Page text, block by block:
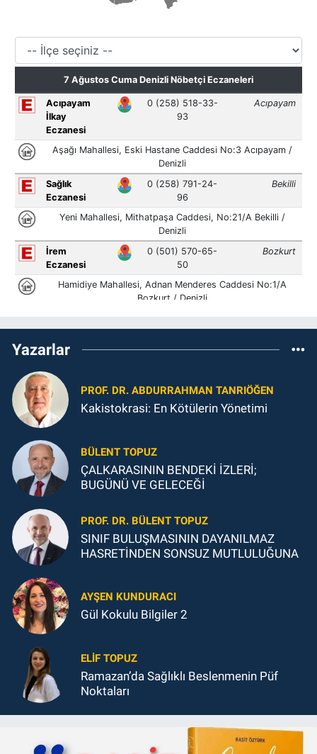
Yazarlar
PROF. DR. ABDURRAHMAN TANRIÖĞEN
Kakistokrasi: En Kötülerin Yönetimi
BÜLENT TOPUZ
ÇALKARASININ BENDEKİ İZLERİ;
BUGÜNÜ VE GELECEĞİ
PROF. DR. BÜLENT TOPUZ
SINIF BULUŞMASININ DAYANILMAZ
HASRETİNDEN SONSUZ MUTLULUĞUNA
AYŞEN KUNDURACI
Gül Kokulu Bilgiler 2
ELIF TOPUZ
Ramazan’da Sağlıklı Beslenmenin Püf
Noktaları